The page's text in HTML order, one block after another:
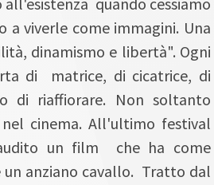
viverle come immagini. Una
dinamismo e libertà". Ogni
di matrice, di cicatrice, di
di riaffiorare. Non soltanto
cinema. All'ultimo festival
un film che ha come
anziano cavallo. Tratto dal